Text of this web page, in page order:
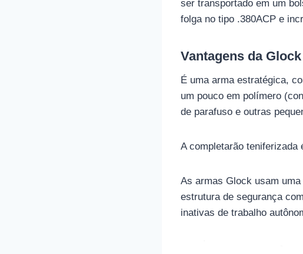
ser transportado em um
folga no tipo .380ACP e
Vantagens da Glock
É uma arma estratégica,
um pouco em polímero
de parafuso e outras
A completarão teniferizada
As armas Glock usam
estrutura de segurança
inativas de trabalho